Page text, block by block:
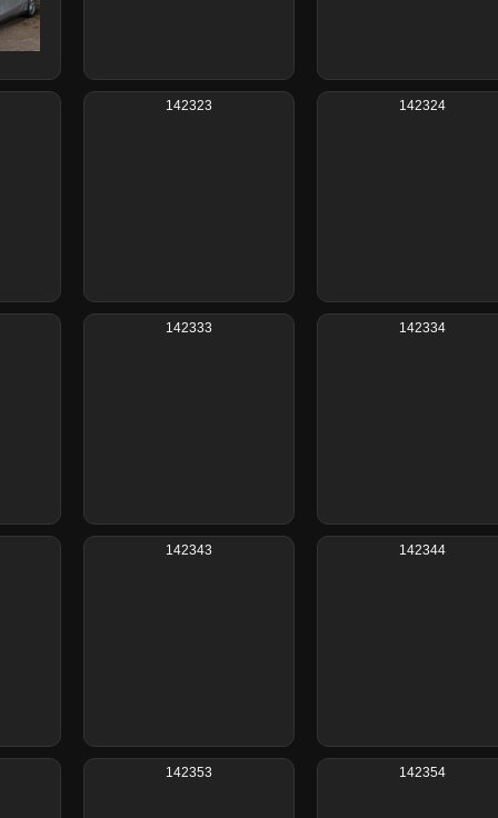
142323 142324
142333 142334
142343 142344
142353 142354